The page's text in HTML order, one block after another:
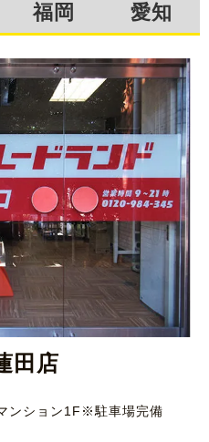
福岡 愛知
田店
ンション1F※駐車場完備